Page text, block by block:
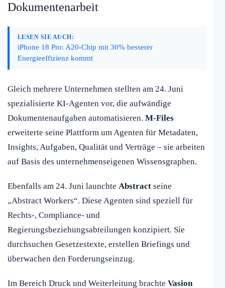
Dokumentenarbeit
LESEN SIE AUCH:
iPhone 18 Pro: A20-Chip mit 30% besserer
Energieeffizienz kommt
Gleich mehrere Unternehmen stellten am 24. Juni
spezialisierte KI-Agenten vor, die aufwändige
Dokumentenaufgaben automatisieren. M-Files
erweiterte seine Plattform um Agenten für Metadaten,
Insights, Aufgaben, Qualität und Verträge – sie arbeiten
auf Basis des unternehmenseigenen Wissensgraphen.
Ebenfalls am 24. Juni launchte Abstract seine
„Abstract Workers“. Diese Agenten sind speziell für
Rechts-, Compliance- und
Regierungsbeziehungsabteilungen konzipiert. Sie
durchsuchen Gesetzestexte, erstellen Briefings und
überwachen den Forderungseinzug.
Im Bereich Druck und Weiterleitung brachte Vasion